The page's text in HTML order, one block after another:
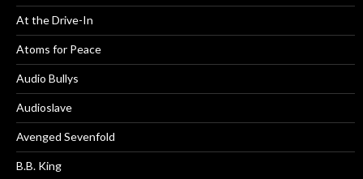
At the Drive-In
Atoms for Peace
Audio Bullys
Audioslave
Avenged Sevenfold
B.B. King